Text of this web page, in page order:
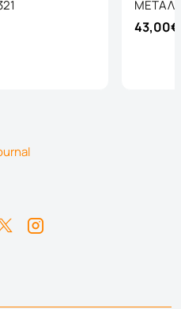
43,00€